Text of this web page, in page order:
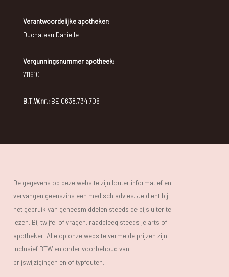
Verantwoordelijke apotheker:
Duchateau Danielle
Vergunningsnummer apotheek:
711610
B.T.W.nr.:BE 0638.734.706
De gegevens op deze website zijn louter informatief en
vervangen geenszins een medisch advies. Je dient bij
het gebruik van geneesmiddelen steeds de bijsluiter te
lezen. Bij twijfel of vragen, raadpleeg steeds je arts of
apotheker. Alle op onze website vermelde prijzen zijn
inclusief BTW en onder voorbehoud van
prijswijzigingen en of typfouten.